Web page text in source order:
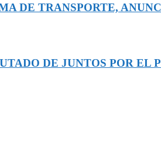
DE TRANSPORTE,
DE JUNTOS POR EL